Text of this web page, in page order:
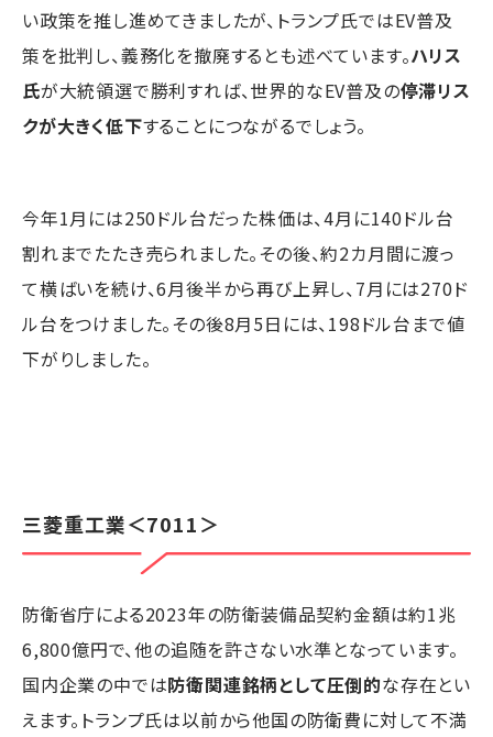
い政策を推し進めてきましたが、トランプ氏ではEV普及
策を批判し、義務化を撤廃するとも述べています。ハリス
氏が大統領選で勝利すれば、世界的なEV普及の停滞リス
クが大きく低下することにつながるでしょう。
今年1月には250ドル台だった株価は、4月に140ドル台
割れまでたたき売られました。その後、約2カ月間に渡っ
て横ばいを続け、6月後半から再び上昇し、7月には270ド
ル台をつけました。その後8月5日には、198ドル台まで値
下がりしました。
三菱重工業＜7011＞
防衛省庁による2023年の防衛装備品契約金額は約1兆
6,800億円で、他の追随を許さない水準となっています。
国内企業の中では防衛関連銘柄として圧倒的な存在とい
えます。トランプ氏は以前から他国の防衛費に対して不満